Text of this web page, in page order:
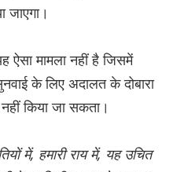
जाएगा।
ऐसा मामला नहीं है जिसमें
के लिए अदालत के दोबारा
किया जा सकता।
में, हमारी राय में, यह उचित